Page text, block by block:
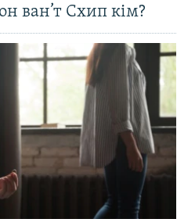
ван’т Схип кім?